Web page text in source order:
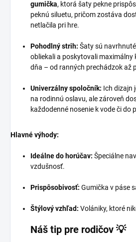
gumička, ktorá šaty pekne
peknú siluetu, pričom zostáva
netlačila pri hre.
Pohodlný strih: Šaty sú
obliekali a poskytovali maximálny
dňa – od ranných prechádzok až
Univerzálny spoločník: Ich dizajn
na rodinnú oslavu, ale zároveň
každodenné nosenie k vode či do
Hlavné výhody:
Ideálne do horúčav: Špeciálne
vzdušnosť.
Prispôsobivosť: Gumička v páse
Štýlový vzhľad: Volániky, ktoré
Náš tip pre rodičov 💡